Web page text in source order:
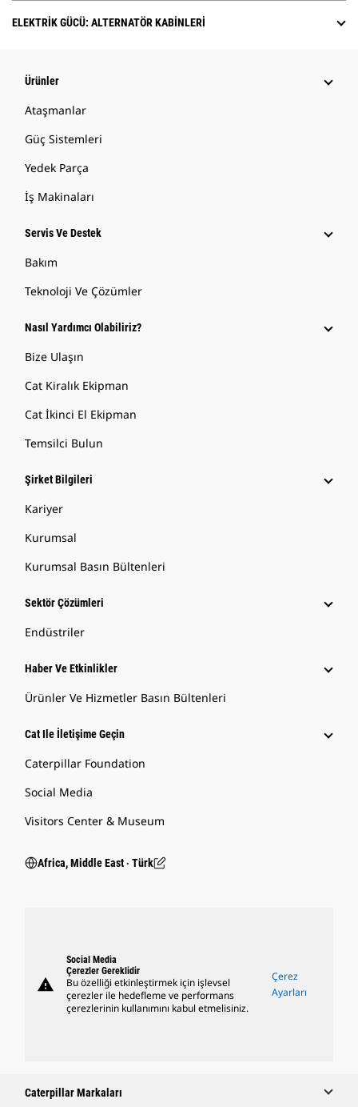
ELEKTRIK GÜCÜ: ALTERNATÖR KABINLERI
Ürünler
Ataşmanlar
Güç Sistemleri
Yedek Parça
İş Makinaları
Servis Ve Destek
Bakım
Teknoloji Ve Çözümler
Nasıl Yardımcı Olabiliriz?
Bize Ulaşın
Cat Kiralık Ekipman
Cat İkinci El Ekipman
Temsilci Bulun
Şirket Bilgileri
Kariyer
Kurumsal
Kurumsal Basın Bültenleri
Sektör Çözümleri
Endüstriler
Haber Ve Etkinlikler
Ürünler Ve Hizmetler Basın Bültenleri
Cat Ile İletişime Geçin
Caterpillar Foundation
Social Media
Visitors Center & Museum
Africa, Middle East ‧ Türk
warning
Social Media
Çerezler Gereklidir
Bu özelliği etkinleştirmek için işlevsel
çerezler ile hedefleme ve performans
çerezlerinin kullanımını kabul etmelisiniz.
Çerez
Ayarları
Caterpillar Markaları